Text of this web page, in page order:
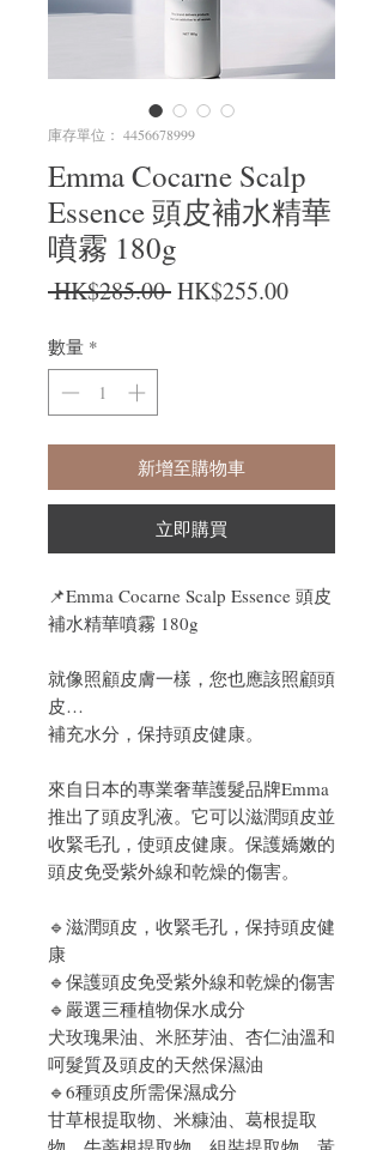
庫存單位： 4456678999
Emma Cocarne Scalp
Essence 頭皮補水精華
噴霧 180g
HK$285.00 一般價格
HK$255.00促銷價格
數量 *
新增至購物車
立即購買
📌Emma Cocarne Scalp Essence 頭皮
補水精華噴霧 180g
就像照顧皮膚一樣，您也應該照顧頭
皮…
補充水分，保持頭皮健康。
來自日本的專業奢華護髮品牌Emma
推出了頭皮乳液。它可以滋潤頭皮並
收緊毛孔，使頭皮健康。保護嬌嫩的
頭皮免受紫外線和乾燥的傷害。
🔹滋潤頭皮，收緊毛孔，保持頭皮健
康
🔹保護頭皮免受紫外線和乾燥的傷害
🔹嚴選三種植物保水成分
犬玫瑰果油、米胚芽油、杏仁油溫和
呵髮質及頭皮的天然保濕油
🔹6種頭皮所需保濕成分
甘草根提取物、米糠油、葛根提取